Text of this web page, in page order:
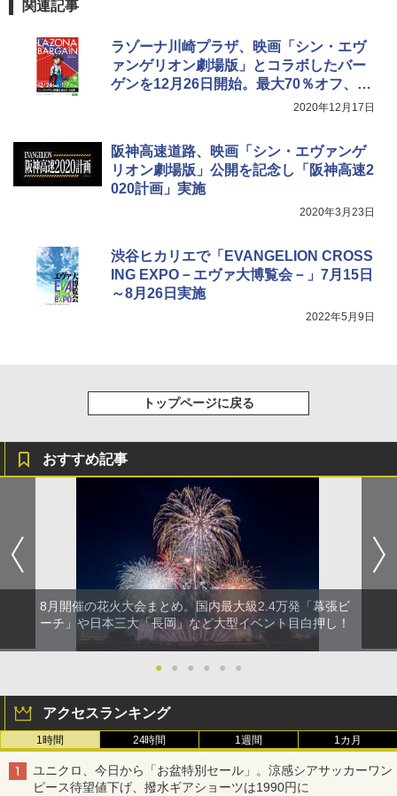
￥9,990
[キャンパーズコレクション 山善] 傘みたいに
イド ブラックコーティング フルクローズ メ
ッシュ 4人用 簡単設置 ポップアップテント P
ATCW-150B エクルベージュ
￥6,459
ポインターライト 強力 小型 緑色/赤色/青紫色
可能 安全ロック付き 高安全性 金属製耐久 コ
ンパクト多機能設計 持ち運び便利 アウトド
ア/オフィス/教育現場/展示会用 緑
関連記事
ラゾーナ川崎プラザ、映画「シン・エヴ
ァンゲリオン劇場版」とコラボしたバー
ゲンを12月26日開始。最大70％オフ、30
2020年12月17日
阪神高速道路、映画「シン・エヴァンゲ
リオン劇場版」公開を記念し「阪神高速2
020計画」実施
2020年3月23日
渋谷ヒカリエで「EVANGELION CROSS
ING EXPO－エヴァ大博覧会－」7月15日
～8月26日実施
2022年5月9日
トップページに戻る
おすすめ記事
8月開催の花火大会まとめ。国内最大級2.4万発「幕張ビ
ーチ」や日本三大「長岡」など大型イベント目白押し！
● ● ● ● ● ●
アクセスランキング
1時間 24時間 1週間 1カ月
ユニクロ、今日から「お盆特別セール」。涼感シアサッカーワン
ピース待望値下げ、撥水ギアショーツは1990円に